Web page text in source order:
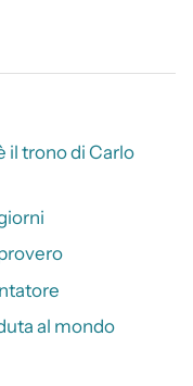
il trono di Carlo
al mondo